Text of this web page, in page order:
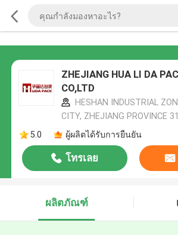
ZHEJIANG HUA LI DA
CO,LTD
HESHAN INDUSTRIAL
CITY, ZHEJIANG PROVINCE
5.0
ผู้ผลิตได้รับการยืนยัน
โทรเลย
ผลิตภัณฑ์